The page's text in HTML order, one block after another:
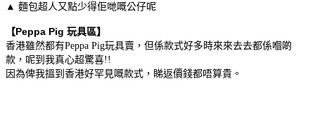
▲ 麵包超人又點少得佢哋嘅公仔呢
【Peppa Pig 玩具區】
香港雖然都有Peppa Pig玩具賣，但係款式好多時來來去去都係嗰啲
款，呢到我真心超驚喜!!
因為俾我搵到香港好罕見嘅款式，睇返價錢都唔算貴。